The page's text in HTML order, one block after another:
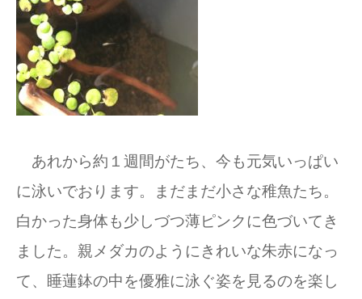
あれから約１週間がたち、今も元気いっぱい
に泳いでおります。まだまだ小さな稚魚たち。
白かった身体も少しづつ薄ピンクに色づいてき
ました。親メダカのようにきれいな朱赤になっ
て、睡蓮鉢の中を優雅に泳ぐ姿を見るのを楽し